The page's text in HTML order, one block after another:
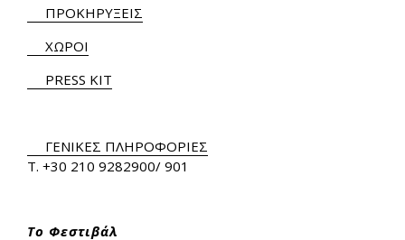
ΠΡΟΚΗΡΥΞΕΙΣ
ΧΩΡΟΙ
PRESS KIT
ΓΕΝΙΚΕΣ ΠΛΗΡΟΦΟΡΙΕΣ
Τ. +30 210 9282900/ 901
Το Φεστιβάλ